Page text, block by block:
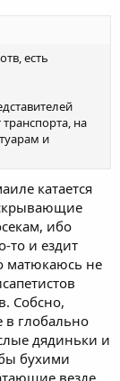
будущем, а?
есть
на
и
катается
ибо
то и ездит
матюкаюсь не
Собсно,
глобально
дядиньки и
бухими
везде